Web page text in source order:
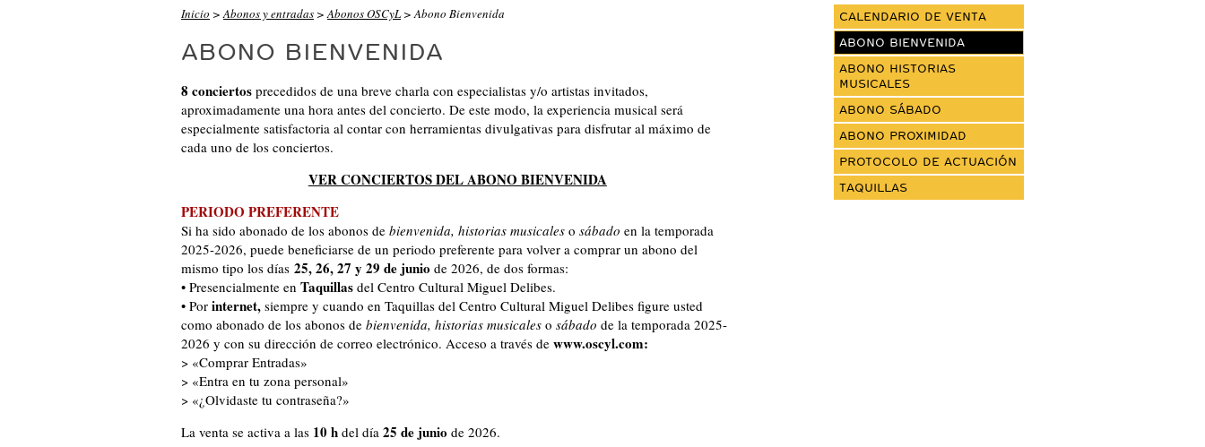
Inicio > Abonos y entradas > Abonos OSCyL> Abono Bienvenida
ABONO BIENVENIDA
8 conciertos precedidos de una breve charla con especialistas y/o artistas invitados,
aproximadamente una hora antes del concierto. De este modo, la experiencia musical será
especialmente satisfactoria al contar con herramientas divulgativas para disfrutar al máximo de
cada uno de los conciertos.
VER CONCIERTOS DEL ABONO BIENVENIDA
PERIODO PREFERENTE
Si ha sido abonado de los abonos de bienvenida, historias musicales o sábado en la temporada
2025-2026, puede beneficiarse de un periodo preferente para volver a comprar un abono del
mismo tipo los días 25, 26, 27 y 29 de junio de 2026, de dos formas:
• Presencialmente en Taquillas del Centro Cultural Miguel Delibes.
• Por internet, siempre y cuando en Taquillas del Centro Cultural Miguel Delibes figure usted
como abonado de los abonos de bienvenida, historias musicales o sábado de la temporada 2025-
2026 y con su dirección de correo electrónico. Acceso a través de www.oscyl.com:
> «Comprar Entradas»
> «Entra en tu zona personal»
> «¿Olvidaste tu contraseña?»
La venta se activa a las 10 h del día 25 de junio de 2026.
CALENDARIO DE VENTA
ABONO BIENVENIDA
ABONO HISTORIAS
MUSICALES
ABONO SÁBADO
ABONO PROXIMIDAD
PROTOCOLO DE ACTUACIÓN
TAQUILLAS